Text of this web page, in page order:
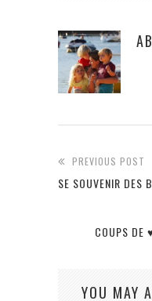
PREVIOUS POST
SE SOUVENIR DES
COUPS DE
YOU MAY